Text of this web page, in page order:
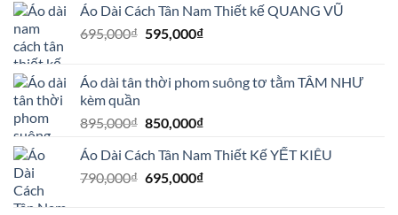
Áo Dài Cách Tân Nam Thiết kế QUANG VŨ
695,000₫ Giá
695,000₫.
595,000₫Giá
là:
Áo dài tân thời phom suông tơ tằm TÂM NHƯ
kèm quần
895,000₫ Giá
là:
895,000₫.
850,000₫Giá
tại
là:
Áo Dài Cách Tân Nam Thiết Kế YẾT KIÊU
790,000₫ Giá
695,000₫Giá